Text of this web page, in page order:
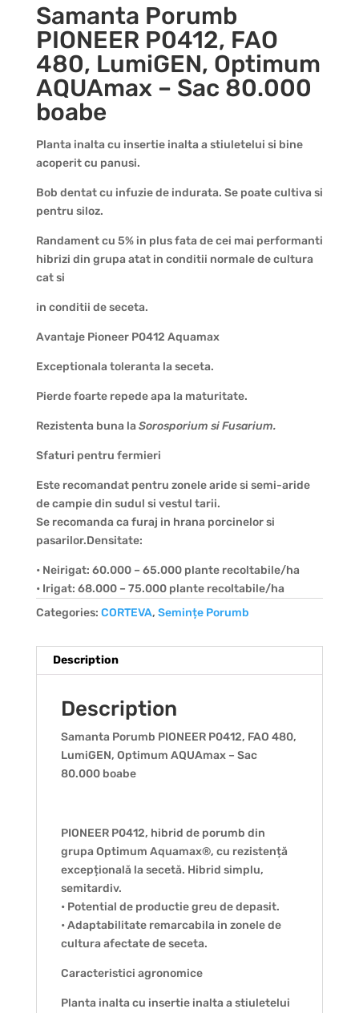
Samanta Porumb
PIONEER P0412, FAO
480, LumiGEN, Optimum
AQUAmax – Sac 80.000
boabe
Planta inalta cu insertie inalta a stiuletelui si bine
acoperit cu panusi.
Bob dentat cu infuzie de indurata. Se poate cultiva si
pentru siloz.
Randament cu 5% in plus fata de cei mai performanti
hibrizi din grupa atat in conditii normale de cultura
cat si
in conditii de seceta.
Avantaje Pioneer P0412 Aquamax
Exceptionala toleranta la seceta.
Pierde foarte repede apa la maturitate.
Rezistenta buna la Sorosporium si Fusarium.
Sfaturi pentru fermieri
Este recomandat pentru zonele aride si semi-aride
de campie din sudul si vestul tarii.
Se recomanda ca furaj in hrana porcinelor si
pasarilor.Densitate:
• Neirigat: 60.000 – 65.000 plante recoltabile/ha
• Irigat: 68.000 – 75.000 plante recoltabile/ha
Categories: CORTEVA, Semințe Porumb
Description
Description
Samanta Porumb PIONEER P0412, FAO 480,
LumiGEN, Optimum AQUAmax – Sac
80.000 boabe
PIONEER P0412, hibrid de porumb din
grupa Optimum Aquamax®, cu rezistență
excepțională la secetă. Hibrid simplu,
semitardiv.
• Potential de productie greu de depasit.
• Adaptabilitate remarcabila in zonele de
cultura afectate de seceta.
Caracteristici agronomice
Planta inalta cu insertie inalta a stiuletelui